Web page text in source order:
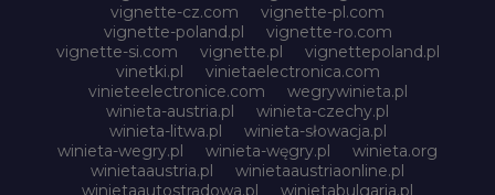
vignette-cz.com
vignette-pl.com
vignette-poland.pl
vignette-ro.com
vignette-si.com
vignette.pl
vignettepoland.pl
vinetki.pl
vinietaelectronica.com
vinieteelectronice.com
wegrywinieta.pl
winieta-austria.pl
winieta-czechy.pl
winieta-litwa.pl
winieta-słowacja.pl
winieta-wegry.pl
winieta-węgry.pl
winieta.org
winietaaustria.pl
winietaaustriaonline.pl
winietaautostradowa.pl
winietabulgaria.pl